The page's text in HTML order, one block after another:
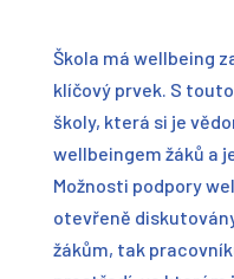
Škola má wellbeing
klíčový prvek. S
školy, která si je
wellbeingem žáků a
Možnosti podpory
otevřeně
žákům, tak